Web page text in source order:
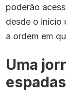
poderão
desde o início
a ordem em
Uma